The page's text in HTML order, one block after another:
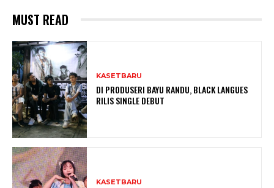
MUST READ
KASETBARU
DI PRODUSERI BAYU RANDU, BLACK LANGUES
RILIS SINGLE DEBUT
KASETBARU